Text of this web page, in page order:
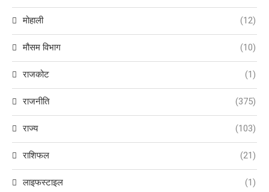
मोहाली (12)
मौसम विभाग (10)
राजकोट (1)
राजनीति (375)
राज्य (103)
राशिफल (21)
लाइफस्टाइल (1)